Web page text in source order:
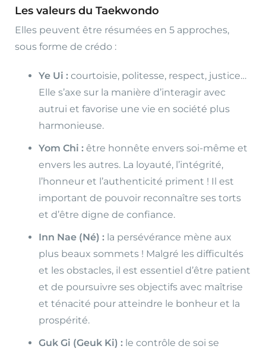
Les valeurs du Taekwondo
Elles peuvent être résumées en 5 approches,
sous forme de crédo :
Ye Ui : courtoisie, politesse, respect, justice…
Elle s’axe sur la manière d’interagir avec
autrui et favorise une vie en société plus
harmonieuse.
Yom Chi : être honnête envers soi-même et
envers les autres. La loyauté, l’intégrité,
l’honneur et l’authenticité priment ! Il est
important de pouvoir reconnaître ses torts
et d’être digne de confiance.
Inn Nae (Né) : la persévérance mène aux
plus beaux sommets ! Malgré les difficultés
et les obstacles, il est essentiel d’être patient
et de poursuivre ses objectifs avec maîtrise
et ténacité pour atteindre le bonheur et la
prospérité.
Guk Gi (Geuk Ki) : le contrôle de soi se